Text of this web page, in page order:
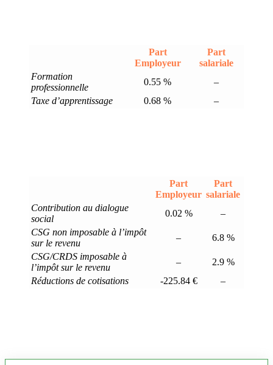
Part
Employeur
Part
salariale
Formation
professionnelle
0.55 %
–
Taxe d’apprentissage
0.68 % –
Part
Employeur
Part
salariale
Contribution au dialogue
social
0.02 %
–
CSG non imposable à l’impôt
sur le revenu
–
6.8 %
CSG/CRDS imposable à
l’impôt sur le revenu
–
2.9 %
Réductions de cotisations
-225.84 € –